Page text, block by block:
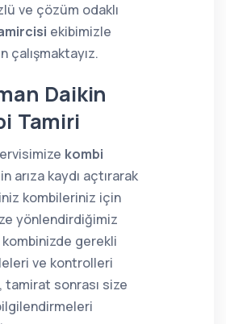
ve çözüm odaklı
ekibimizle
çalışmaktayız.
Daikin
Tamiri
kombi
arıza kaydı açtırarak
kombileriniz için
yönlendirdiğimiz
kombinizde gerekli
ve kontrolleri
tamirat sonrası size